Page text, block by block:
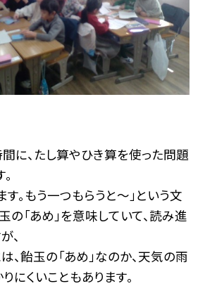
に、たし算やひき算を使った問題
す。もう一つもらうと〜」という文
の「あめ」を意味していて、読み進
、
、飴玉の「あめ」なのか、天気の雨
にくいこともあります。